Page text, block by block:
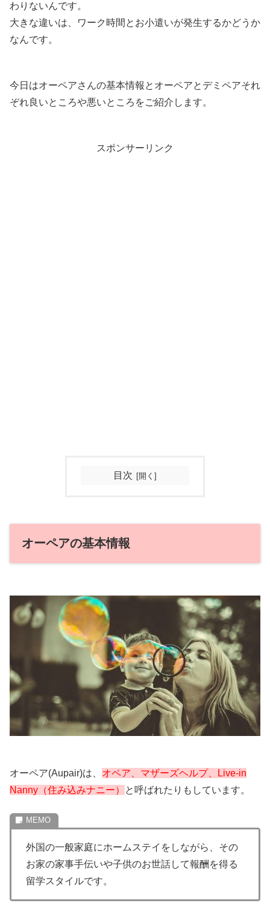
わりないんです。
大きな違いは、ワーク時間とお小遣いが発生するかどうか
なんです。
今日はオーペアさんの基本情報とオーペアとデミペアそれ
ぞれ良いところや悪いところをご紹介します。
スポンサーリンク
目次
オーペアの基本情報
オーペア(Aupair)は、 オペア、マザーズヘルプ、Live-in
Nanny（住み込みナニー）
と呼ばれたりもしています。
外国の一般家庭にホームステイをしながら、その
お家の家事手伝いや子供のお世話して報酬を得る
留学スタイルです。